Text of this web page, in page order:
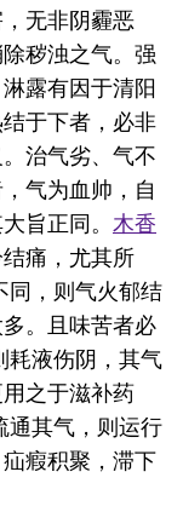
无非阴霾恶
秽浊之气。强
露有因于清阳
于下者，必非
治气劣、气不
气为血帅，自
旨正同。 木香
痛，尤其所
同，则气火郁结
。且味苦者必
耗液伤阴，其气
之于滋补药
通其气，则运行
瘕积聚，滞下